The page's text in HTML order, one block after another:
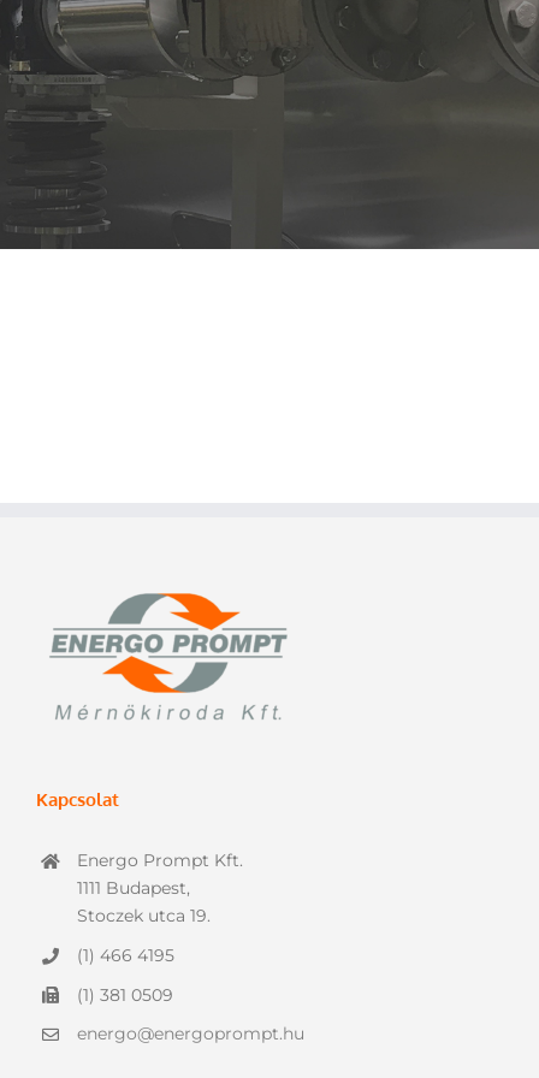
Kapcsolat
Energo Prompt Kft.
1111 Budapest,
Stoczek utca 19.
(1) 466 4195
(1) 381 0509
energo@energoprompt.hu